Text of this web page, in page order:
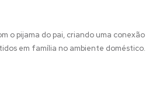
o pijama do pai, criando uma conexão
em família no ambiente doméstico.